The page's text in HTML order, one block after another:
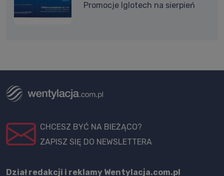
Promocje Iglotech na sierpień
CHCESZ BYĆ NA BIEŻĄCO?
ZAPISZ SIĘ DO NEWSLETTERA
Dział redakcji i reklamy Wentylacja.com.pl